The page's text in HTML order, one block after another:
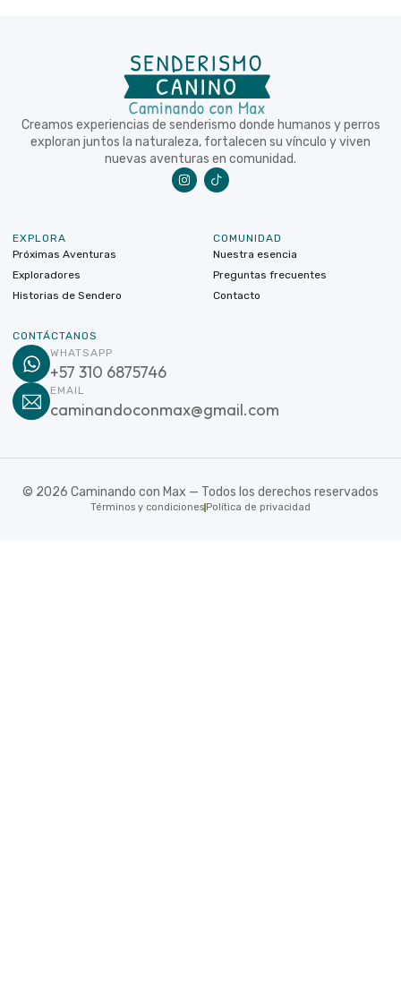
Creamos experiencias de senderismo donde humanos y perros
exploran juntos la naturaleza, fortalecen su vínculo y viven
nuevas aventuras en comunidad.
EXPLORA
Próximas Aventuras
Exploradores
Historias de Sendero
COMUNIDAD
Nuestra esencia
Preguntas frecuentes
Contacto
CONTÁCTANOS
WHATSAPP
+57 310 6875746
EMAIL
caminandoconmax@gmail.com
© 2026 Caminando con Max — Todos los derechos reservados
Términos y condiciones Política de privacidad